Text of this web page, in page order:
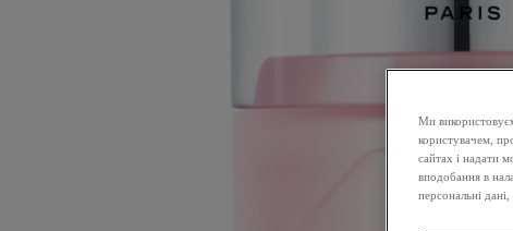
Ми
користувачем,
сайтах і надати
вподобання в
персональні